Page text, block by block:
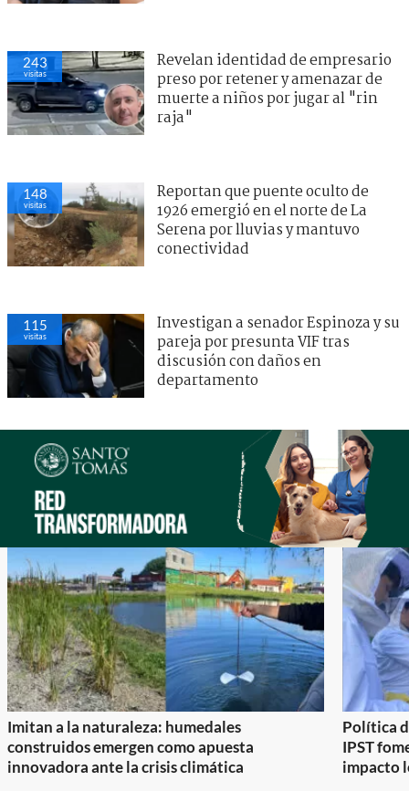
243
visitas
Revelan identidad de empresario
preso por retener y amenazar de
muerte a niños por jugar al "rin
raja"
148
visitas
Reportan que puente oculto de
1926 emergió en el norte de La
Serena por lluvias y mantuvo
conectividad
115
visitas
Investigan a senador Espinoza y su
pareja por presunta VIF tras
discusión con daños en
departamento
Imitan a la naturaleza: humedales
construidos emergen como apuesta
innovadora ante la crisis climática
Política
IPST
impacto